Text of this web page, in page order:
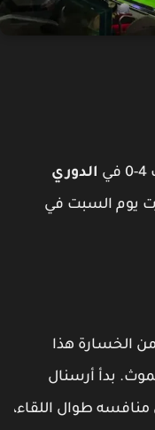
الدوري
يوم السبت في
هذا
بورنموث. بدأ أرسنال
طوال اللقاء،